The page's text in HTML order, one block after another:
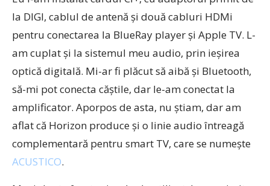
la DIGI, cablul de antenă și două cabluri HDMi
pentru conectarea la BlueRay player și Apple TV. L-
am cuplat și la sistemul meu audio, prin ieșirea
optică digitală. Mi-ar fi plăcut să aibă și Bluetooth,
să-mi pot conecta căștile, dar le-am conectat la
amplificator. Aporpos de asta, nu știam, dar am
aflat că Horizon produce și o linie audio întreagă
complementară pentru smart TV, care se numește
ACUSTICO.